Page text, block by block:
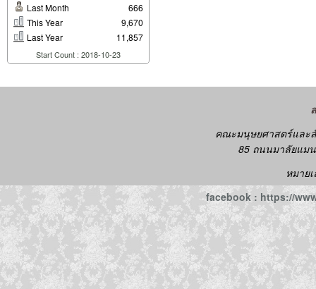
Last Month
666
This Year
9,670
Last Year
11,857
Start Count : 2018-10-23
คณะมนุษยศาสตร์และ
85 ถนนมาลัยแมน
หมาย
facebook : https://